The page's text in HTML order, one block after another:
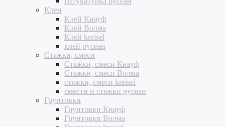
Клеи
Клей Кнауф
Клей Волма
Клей kreisel
клей русеан
Стяжки, смеси
Стяжки, смеси Кнауф
Стяжки, смеси Волма
стяжки, смеси kreisel
смести и стяжки русеан
Грунтовки
Грунтовки Кнауф
Грунтовки Волма